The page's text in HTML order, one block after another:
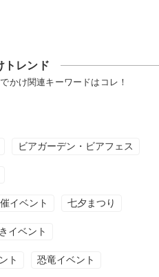
トレンド
かけ関連キーワードはコレ！
ビアガーデン・ビアフェス
イベント 七夕まつり
イベント
ト 恐竜イベント